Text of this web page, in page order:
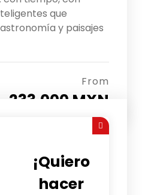
que
y paisajes
From
233,000 MXN
¡Quiero
hacer